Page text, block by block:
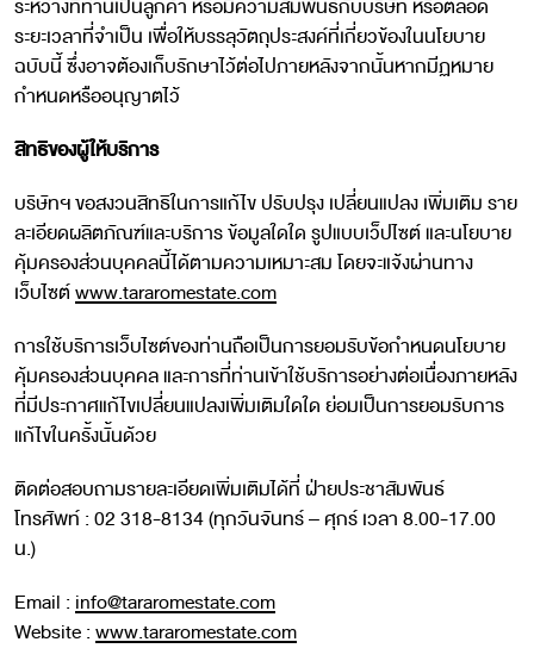
ระหว่างที่ท่านเป็นลูกค้า หรือมีความสัมพันธ์กับบริษัท หรือตลอด
ระยะเวลาที่จำเป็น เพื่อให้บรรลุวัตถุประสงค์ที่เกี่ยวข้องในนโยบาย
ฉบับนี้ ซึ่งอาจต้องเก็บรักษาไว้ต่อไปภายหลังจากนั้นหากมีฏหมาย
กำหนดหรืออนุญาตไว้
สิทธิของผู้ให้บริการ
บริษัทฯ ขอสงวนสิทธิในการแก้ไข ปรับปรุง เปลี่ยนแปลง เพิ่มเติม ราย
ละเอียดผลิตภัณฑ์และบริการ ข้อมูลใดใด รูปแบบเว็ปไซต์ และนโยบาย
คุ้มครองส่วนบุคคลนี้ได้ตามความเหมาะสม โดยจะแจ้งผ่านทาง
เว็บไซต์www.tararomestate.com
การใช้บริการเว็บไซต์ของท่านถือเป็นการยอมรับข้อกำหนดนโยบาย
คุ้มครองส่วนบุคคล และการที่ท่านเข้าใช้บริการอย่างต่อเนื่องภายหลัง
ที่มีประกาศแก้ไขเปลี่ยนแปลงเพิ่มเติมใดใด ย่อมเป็นการยอมรับการ
แก้ไขในครั้งนั้นด้วย
ติดต่อสอบถามรายละเอียดเพิ่มเติมได้ที่ ฝ่ายประชาสัมพันธ์
โทรศัพท์ : 02 318-8134 (ทุกวันจันทร์ – ศุกร์ เวลา 8.00-17.00
น.)
Email : info@tararomestate.com
Website :www.tararomestate.com